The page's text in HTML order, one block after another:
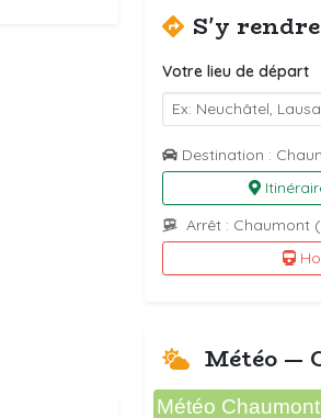
S'y rendre
Votre lieu de départ
Destination :
Arrêt : Chaumont
Météo —